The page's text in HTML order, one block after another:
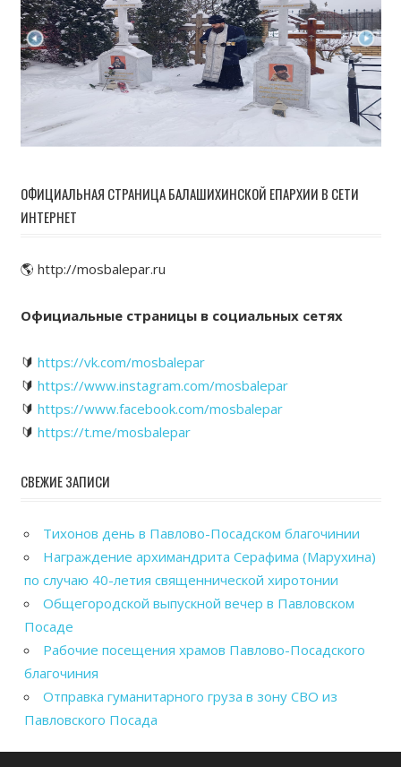
ОФИЦИАЛЬНАЯ СТРАНИЦА БАЛАШИХИНСКОЙ ЕПАРХИИ В СЕТИ
ИНТЕРНЕТ
🌎 http://mosbalepar.ru
Официальные страницы в социальных сетях
🔰 https://vk.com/mosbalepar
🔰 https://www.instagram.com/mosbalepar
🔰 https://www.facebook.com/mosbalepar
🔰 https://t.me/mosbalepar
СВЕЖИЕ ЗАПИСИ
Тихонов день в Павлово-Посадском благочинии
Награждение архимандрита Серафима (Марухина)
по случаю 40-летия священнической хиротонии
Общегородской выпускной вечер в Павловском
Посаде
Рабочие посещения храмов Павлово-Посадского
благочиния
Отправка гуманитарного груза в зону СВО из
Павловского Посада